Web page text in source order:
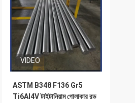
VIDEO
ASTM B348 F136 Gr5
Ti6Al4V টাইটানিয়াম গোলাকার রড